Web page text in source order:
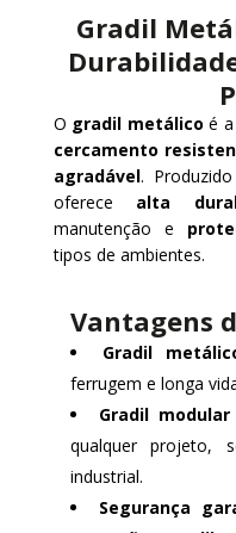
Gradil
O gradil metálico é
cercamento
agradável.
oferece alta
manutenção e
tipos de ambientes.
Vantagens
Gradil
ferrugem e longa
Gradil
qualquer projeto,
industrial.
Segurança